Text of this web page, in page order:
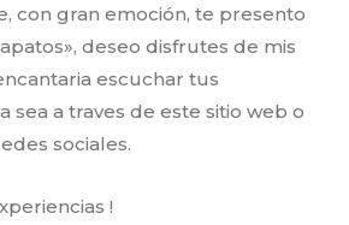
con gran emoción, te presento
deseo disfrutes de mis
escuchar tus
sea a traves de este sitio web o
sociales.
!